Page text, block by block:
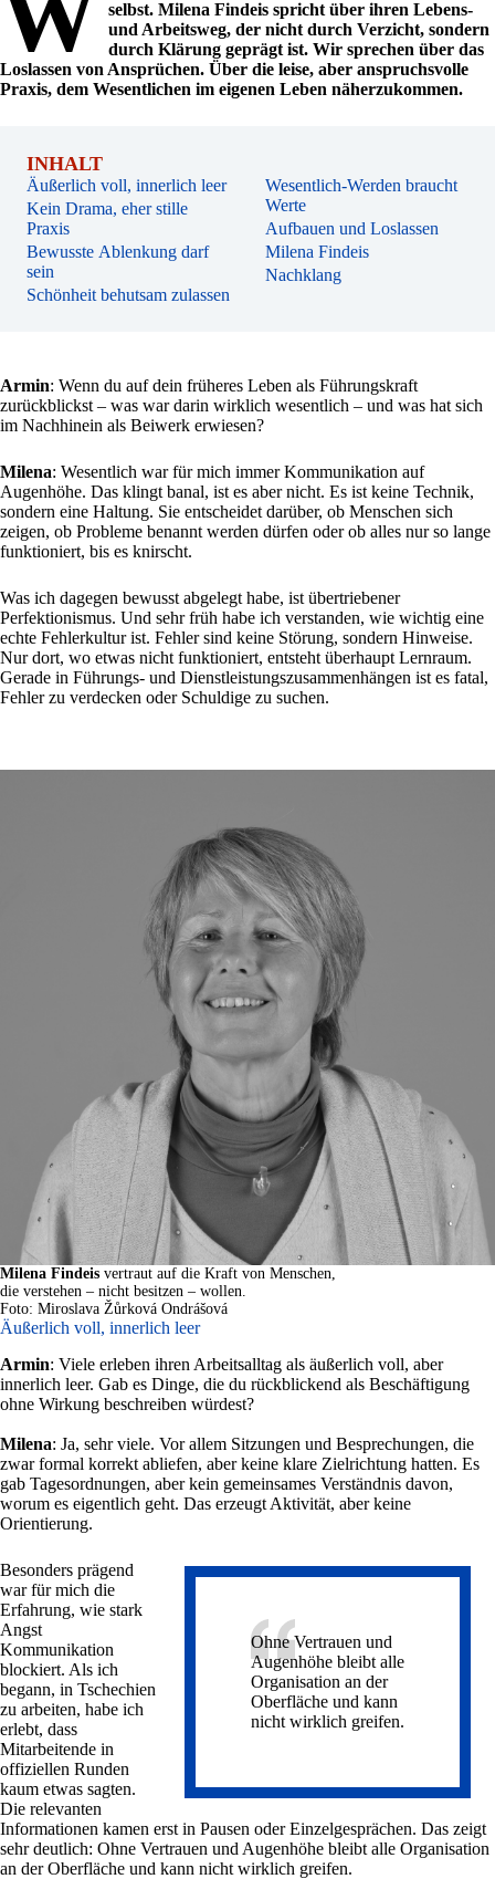
selbst. Milena Findeis spricht über ihren Lebens-
und Arbeitsweg, der nicht durch Verzicht, sondern
durch Klärung geprägt ist. Wir sprechen über das
Loslassen von Ansprüchen. Über die leise, aber anspruchsvolle
Praxis, dem Wesentlichen im eigenen Leben näherzukommen.
INHALT
Äußerlich voll, innerlich leer
Kein Drama, eher stille
Praxis
Bewusste Ablenkung darf
sein
Schönheit behutsam zulassen
Wesentlich-Werden braucht
Werte
Aufbauen und Loslassen
Milena Findeis
Nachklang
Armin: Wenn du auf dein früheres Leben als Führungskraft
zurückblickst – was war darin wirklich wesentlich – und was hat sich
im Nachhinein als Beiwerk erwiesen?
Milena: Wesentlich war für mich immer Kommunikation auf
Augenhöhe. Das klingt banal, ist es aber nicht. Es ist keine Technik,
sondern eine Haltung. Sie entscheidet darüber, ob Menschen sich
zeigen, ob Probleme benannt werden dürfen oder ob alles nur so lange
funktioniert, bis es knirscht.
Was ich dagegen bewusst abgelegt habe, ist übertriebener
Perfektionismus. Und sehr früh habe ich verstanden, wie wichtig eine
echte Fehlerkultur ist. Fehler sind keine Störung, sondern Hinweise.
Nur dort, wo etwas nicht funktioniert, entsteht überhaupt Lernraum.
Gerade in Führungs- und Dienstleistungszusammenhängen ist es fatal,
Fehler zu verdecken oder Schuldige zu suchen.
Milena Findeis vertraut auf die Kraft von Menschen,
die verstehen – nicht besitzen – wollen.
Foto: Miroslava Žůrková Ondrášová
Äußerlich voll, innerlich leer
Armin: Viele erleben ihren Arbeitsalltag als äußerlich voll, aber
innerlich leer. Gab es Dinge, die du rückblickend als Beschäftigung
ohne Wirkung beschreiben würdest?
Milena: Ja, sehr viele. Vor allem Sitzungen und Besprechungen, die
zwar formal korrekt abliefen, aber keine klare Zielrichtung hatten. Es
gab Tagesordnungen, aber kein gemeinsames Verständnis davon,
worum es eigentlich geht. Das erzeugt Aktivität, aber keine
Orientierung.
Ohne Vertrauen und
Augenhöhe bleibt alle
Organisation an der
Oberfläche und kann
nicht wirklich greifen.
Besonders prägend
war für mich die
Erfahrung, wie stark
Angst
Kommunikation
blockiert. Als ich
begann, in Tschechien
zu arbeiten, habe ich
erlebt, dass
Mitarbeitende in
offiziellen Runden
kaum etwas sagten.
Die relevanten
Informationen kamen erst in Pausen oder Einzelgesprächen. Das zeigt
sehr deutlich: Ohne Vertrauen und Augenhöhe bleibt alle Organisation
an der Oberfläche und kann nicht wirklich greifen.